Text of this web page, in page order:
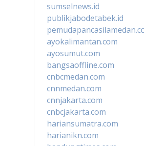
sumselnews.id
publikjabodetabek.id
ayokalimantan.com
ayosumut.com
bangsaoffline.com
cnbcmedan.com
cnnmedan.com
cnnjakarta.com
cnbcjakarta.com
hariansumatra.com
harianikn.com